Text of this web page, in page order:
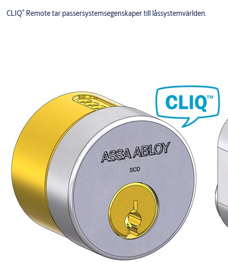
CLIQ®Remote tar passersystemsegenskaper till låssystemvärlden.